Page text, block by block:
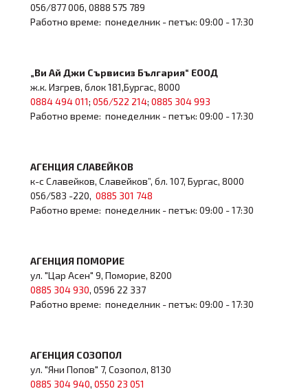
056/877 006, 0888 575 789
Работно време: понеделник - петък: 09:00 - 17:30
„Ви Ай Джи Сървисиз България“ ЕООД
ж.к. Изгрев, блок 181,Бургас, 8000
0884 494 011; 056/522 214; 0885 304 993
Работно време: понеделник - петък: 09:00 - 17:30
АГЕНЦИЯ СЛАВЕЙКОВ
к-с Славейков, Славейков”, бл. 107, Бургас, 8000
056/583 -220, 0885 301 748
Работно време: понеделник - петък: 09:00 - 17:30
АГЕНЦИЯ ПОМОРИЕ
ул. "Цар Асен" 9, Поморие, 8200
0885 304 930, 0596 22 337
Работно време: понеделник - петък: 09:00 - 17:30
АГЕНЦИЯ СОЗОПОЛ
ул. "Яни Попов" 7, Созопол, 8130
0885 304 940, 0550 23 051